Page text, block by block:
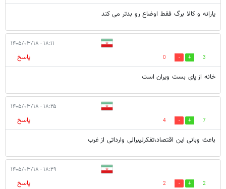
یارانه و کالا برگ فقط اوضاع رو بدتر می کند
۱۸:۱۱ - ۱۴۰۵/۰۳/۱۸
3
0
پاسخ
خانه از پای بست ویران است
۱۸:۲۵ - ۱۴۰۵/۰۳/۱۸
7
4
پاسخ
باعث وبانی این اقتصاد،تفکرلیبرالی وارداتی از غرب
۱۸:۲۹ - ۱۴۰۵/۰۳/۱۸
2
2
پاسخ